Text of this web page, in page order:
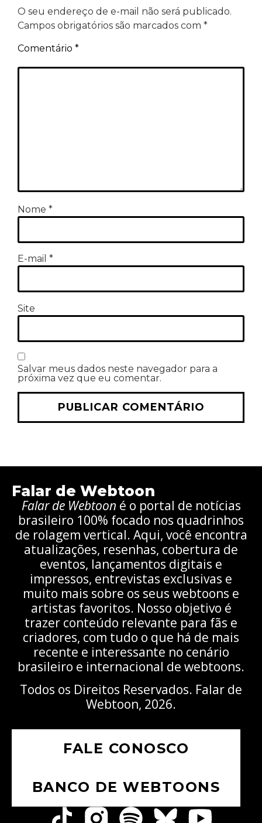
O seu endereço de e-mail não será publicado.
Campos obrigatórios são marcados com *
Comentário *
Nome *
E-mail *
Site
Salvar meus dados neste navegador para a
próxima vez que eu comentar.
Falar de Webtoon
Falar de Webtoon é o portal de notícias
brasileiro 100% focado nos quadrinhos
de rolagem vertical. Aqui, você encontra
atualizações, resenhas, cobertura de
eventos, lançamentos digitais e
impressos, entrevistas exclusivas e
muito mais sobre os seus webtoons e
artistas favoritos. Nosso objetivo é
trazer conteúdo relevante para fãs e
criadores, com tudo o que há de mais
recente e interessante no cenário
brasileiro e internacional de webtoons.
Todos os Direitos Reservados. Falar de
Webtoon, 2026.
FALE CONOSCO
BANCO DE WEBTOONS